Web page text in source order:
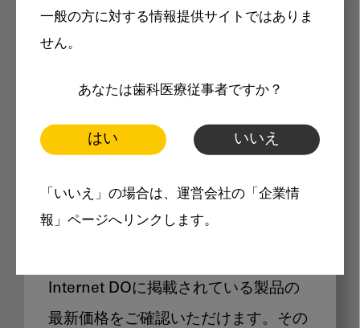
一般の方に対する情報提供サイトではありま
せん。
あなたは歯科医療従事者ですか？
はい いいえ
「いいえ」の場合は、運営会社の「企業情
報」ページへリンクします。
メリット
製品価格も閲覧可能
Internet DOに掲載されている製品の
最新価格をご確認いただけます。その